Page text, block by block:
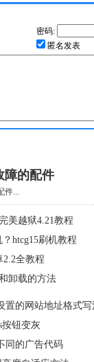
密码:
匿名发表
障的配件
件...
美越狱4.21教程
htcg15刷机教程
2.2全教程
卸载的方法
置的网站地址格式写
按钮变灰
同的广告代码